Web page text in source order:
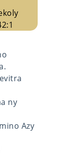
ny
Azy